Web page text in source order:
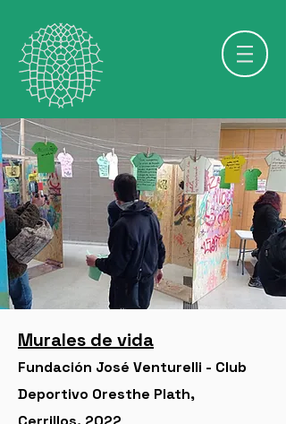
Murales de vida
Fundación José Venturelli - Club
Deportivo Oresthe Plath,